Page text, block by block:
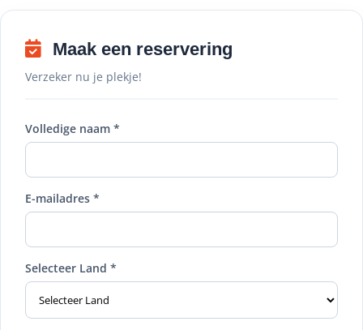
Maak een reservering
Verzeker nu je plekje!
Volledige naam *
E-mailadres *
Selecteer Land *